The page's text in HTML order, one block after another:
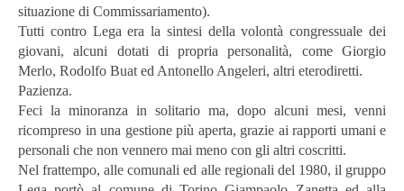
situazione di Commissariamento).
Tutti contro Lega era la sintesi della volontà congressuale dei
giovani, alcuni dotati di propria personalità, come Giorgio
Merlo, Rodolfo Buat ed Antonello Angeleri, altri eterodiretti.
Pazienza.
Feci la minoranza in solitario ma, dopo alcuni mesi, venni
ricompreso in una gestione più aperta, grazie ai rapporti umani e
personali che non vennero mai meno con gli altri coscritti.
Nel frattempo, alle comunali ed alle regionali del 1980, il gruppo